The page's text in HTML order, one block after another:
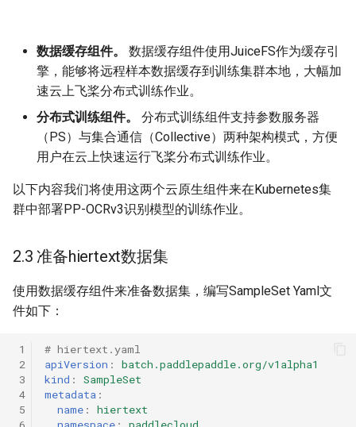
数据缓存组件。
数据缓存组件使用JuiceFS作为缓存引
擎，能够将远程样本数据缓存到训练集群本地，大幅加
速云上飞桨分布式训练作业。
分布式训练组件。
分布式训练组件支持参数服务器
（PS）与集合通信（Collective）两种架构模式，方便
用户在云上快速运行飞桨分布式训练作业。
以下内容我们将使用这两个云原生组件来在Kubernetes集
群中部署PP-OCRv3识别模型的训练作业。
2.3 准备hiertext数据集
使用数据缓存组件来准备数据集，编写SampleSet Yaml文
件如下：
1
2
3
4
5
# hiertext.yaml
apiVersion :
batch.paddlepaddle.org/v1alpha1
kind :
SampleSet
metadata :
name :
hiertext